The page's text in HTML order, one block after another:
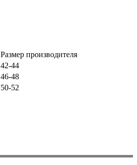
Размер производителя
42-44
46-48
50-52